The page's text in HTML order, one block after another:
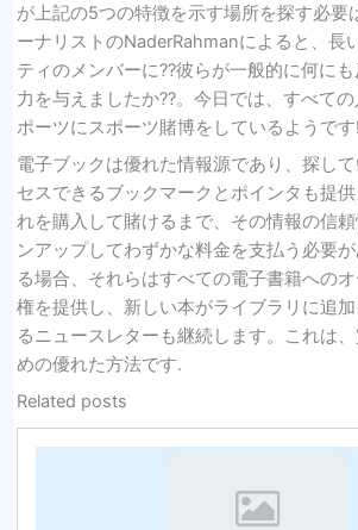
が上記の5つの特徴を示す場所を探す必要
ーナリストのNaderRahmanによると、長
ティのメンバーに??彼らが一般的に何に
力を与えましたか??。今日では、すべて
ポーツにスポーツ賭博をしているようです!
電子ブックは優れた情報源であり、探し
セスできるブックマークとポインタも提
れを購入して賭けるまで、その情報の信
ンアップしてわずかな料金を支払う必要
る場合、それらはすべての電子書籍への
権を提供し、新しい本がライブラリに追
るニュースレターも継続します。これは
めの優れた方法です.
Related posts